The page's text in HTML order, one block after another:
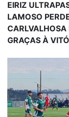
EIRIZ
LAMOSO
GRAÇAS À